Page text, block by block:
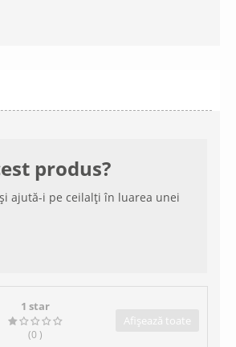
produs?
ajută-i pe ceilalți în luarea unei
1 star
(0 )
Afișează toate